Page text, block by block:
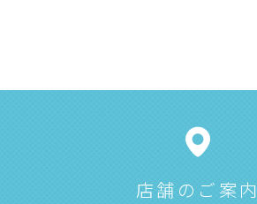
店舗のご案内